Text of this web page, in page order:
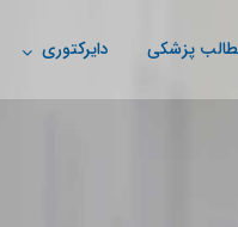
پزشکی دایرکتوری